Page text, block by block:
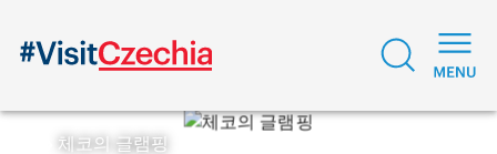
체코의 글램핑